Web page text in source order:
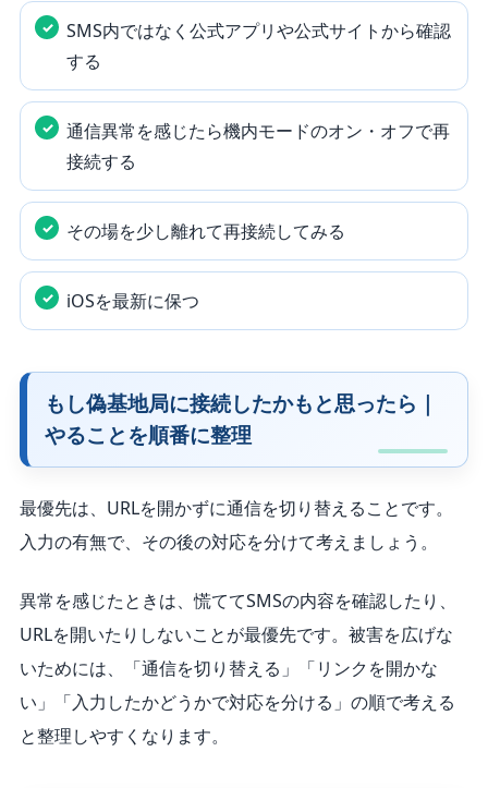
SMS内ではなく公式アプリや公式サイトから確認
する
通信異常を感じたら機内モードのオン・オフで再
接続する
その場を少し離れて再接続してみる
iOSを最新に保つ
もし偽基地局に接続したかもと思ったら｜
やることを順番に整理
最優先は、URLを開かずに通信を切り替えることです。
入力の有無で、その後の対応を分けて考えましょう。
異常を感じたときは、慌ててSMSの内容を確認したり、
URLを開いたりしないことが最優先です。被害を広げな
いためには、「通信を切り替える」「リンクを開かな
い」「入力したかどうかで対応を分ける」の順で考える
と整理しやすくなります。